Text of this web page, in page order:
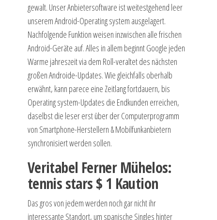
gewalt. Unser Anbietersoftware ist weitestgehend leer
unserem Android-Operating system ausgelagert.
Nachfolgende Funktion weisen inzwischen alle frischen
Android-Geräte auf. Alles in allem beginnt Google jeden
Warme jahreszeit via dem Roll-veraltet des nächsten
großen Androide-Updates. Wie gleichfalls oberhalb
erwähnt, kann parece eine Zeitlang fortdauern, bis
Operating system-Updates die Endkunden erreichen,
daselbst die leser erst über der Computerprogramm
von Smartphone-Herstellern & Mobilfunkanbietern
synchronisiert werden sollen.
Veritabel Ferner Mühelos:
tennis stars $ 1 Kaution
Das gros von jedem werden noch gar nicht ihr
interessante Standort, um spanische Singles hinter